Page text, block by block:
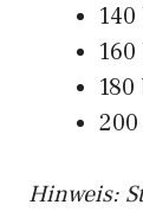
Hinweis: